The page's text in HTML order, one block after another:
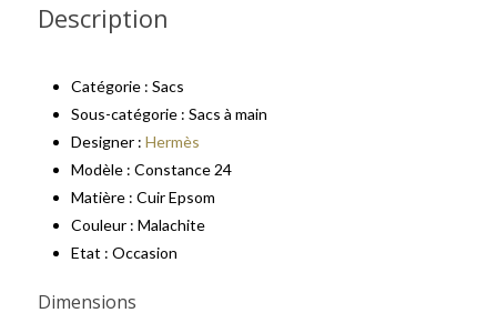
Description
Catégorie : Sacs
Sous-catégorie : Sacs à main
Designer : Hermès
Modèle : Constance 24
Matière : Cuir Epsom
Couleur : Malachite
Etat : Occasion
Dimensions